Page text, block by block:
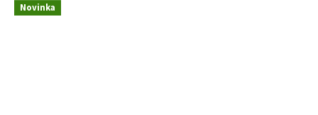
Novinka